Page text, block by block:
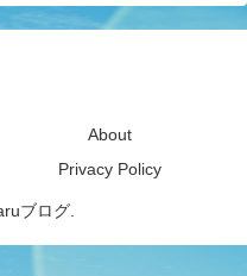
About
Privacy Policy
ブログ.